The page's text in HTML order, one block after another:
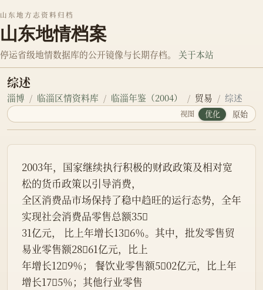
山东地方志资料归档
山东地情档案
停运省级地情数据库的公开镜像与长期存档。 关于本站
综述
淄博 临淄区情资料库 临淄年鉴（2004） 贸易 综述
视图 优化 原始
2003年，国家继续执行积极的财政政策及相对宽
松的货币政策以引导消费，
全区消费品市场保持了稳中趋旺的运行态势，全年
实现社会消费品零售总额35
31亿元， 比上年增长136％。其中，批发零售贸
易业零售额2861亿元，比上
年增长129％； 餐饮业零售额502亿元，比上年
增长175％；其他行业零售